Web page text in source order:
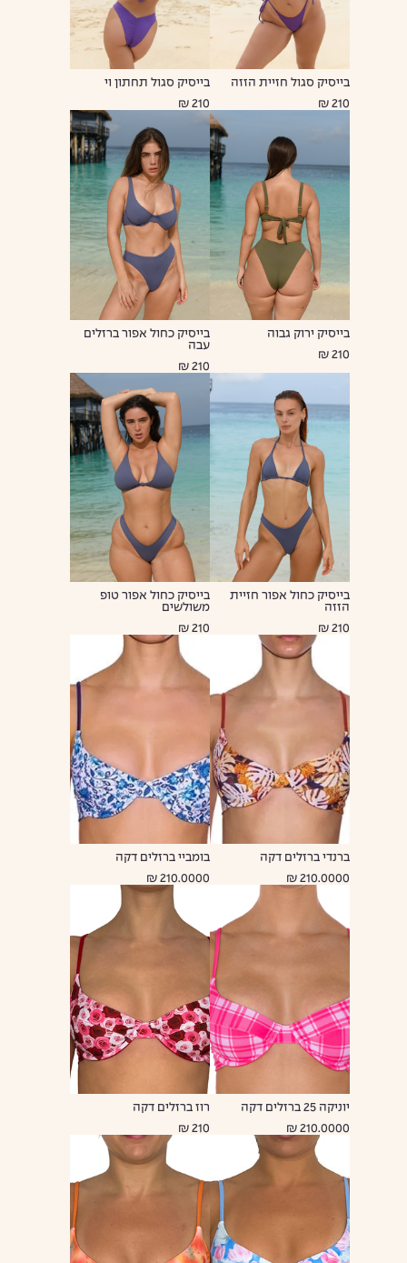
בייסיק סגול חזיית הזזה
210 ₪
בייסיק סגול תחתון וי
210 ₪
בייסיק ירוק גבוה
210 ₪
בייסיק כחול אפור ברזלים
עבה
210 ₪
בייסיק כחול אפור חזיית
הזזה
210 ₪
בייסיק כחול אפור טופ
משולשים
210 ₪
ברנדי ברזלים דקה
210.0000 ₪
בומביי ברזלים דקה
210.0000 ₪
יוניקה 25 ברזלים דקה
210.0000 ₪
רוז ברזלים דקה
210 ₪